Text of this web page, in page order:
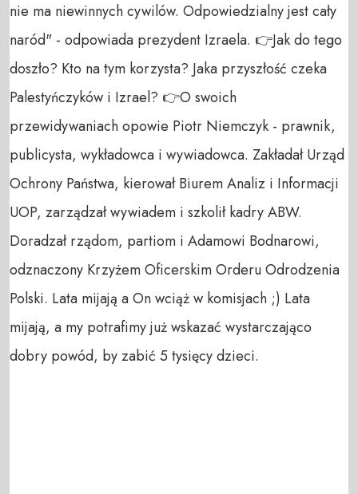
nie ma niewinnych cywilów. Odpowiedzialny jest cały
naród" - odpowiada prezydent Izraela. 👉Jak do tego
doszło? Kto na tym korzysta? Jaka przyszłość czeka
Palestyńczyków i Izrael? 👉O swoich
przewidywaniach opowie Piotr Niemczyk - prawnik,
publicysta, wykładowca i wywiadowca. Zakładał Urząd
Ochrony Państwa, kierował Biurem Analiz i Informacji
UOP, zarządzał wywiadem i szkolił kadry ABW.
Doradzał rządom, partiom i Adamowi Bodnarowi,
odznaczony Krzyżem Oficerskim Orderu Odrodzenia
Polski. Lata mijają a On wciąż w komisjach ;) Lata
mijają, a my potrafimy już wskazać wystarczająco
dobry powód, by zabić 5 tysięcy dzieci.